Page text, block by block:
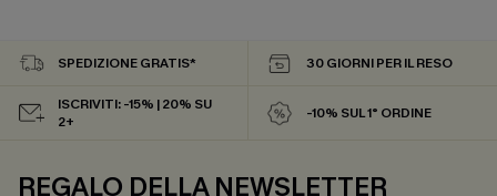
SPEDIZIONE GRATIS* 30 GIORNI PER IL RESO
ISCRIVITI: -15% | 20% SU
2+
-10% SUL 1° ORDINE
REGALO DELLA NEWSLETTER